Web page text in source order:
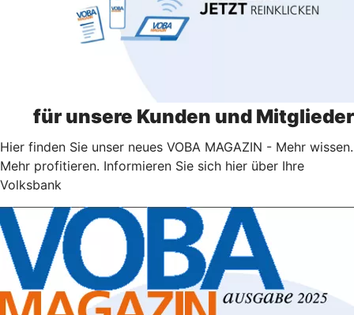
für unsere Kunden und Mitglieder
Hier finden Sie unser neues VOBA MAGAZIN - Mehr wissen.
Mehr profitieren. Informieren Sie sich hier über Ihre
Volksbank